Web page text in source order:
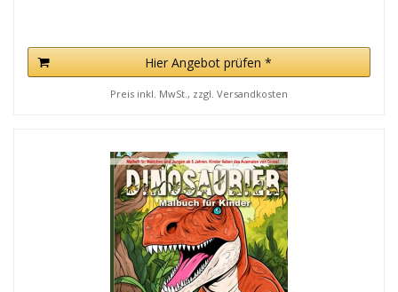
Hier Angebot prüfen *
Preis inkl. MwSt., zzgl. Versandkosten